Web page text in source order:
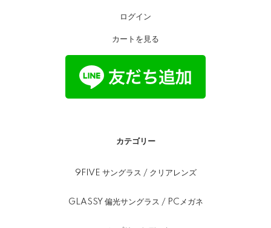
ログイン
カートを見る
カテゴリー
9FIVE サングラス / クリアレンズ
GLASSY 偏光サングラス / PCメガネ